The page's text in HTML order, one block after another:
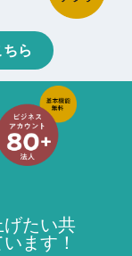
ら
げたい共
ます！